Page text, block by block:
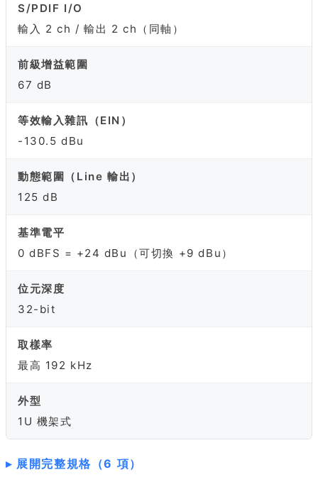
S/PDIF I/O
輸入 2 ch / 輸出 2 ch（同軸）
前級增益範圍
67 dB
等效輸入雜訊（EIN）
-130.5 dBu
動態範圍（Line 輸出）
125 dB
基準電平
0 dBFS = +24 dBu（可切換 +9 dBu）
位元深度
32-bit
取樣率
最高 192 kHz
外型
1U 機架式
展開完整規格（6 項）